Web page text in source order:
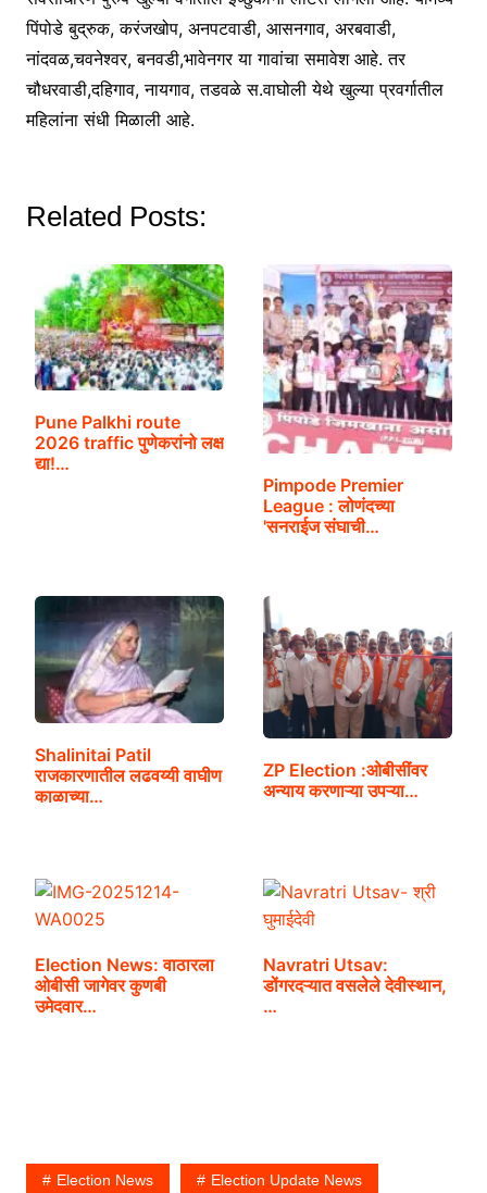
पिंपोडे बुद्रुक, करंजखोप, अनपटवाडी, आसनगाव, अरबवाडी,
नांदवळ,चवनेश्वर, बनवडी,भावेनगर या गावांचा समावेश आहे. तर
चौधरवाडी,दहिगाव, नायगाव, तडवळे स.वाघोली येथे खुल्या प्रवर्गातील
महिलांना संधी मिळाली आहे.
Related Posts:
Pune Palkhi route
2026 traffic पुणेकरांनो लक्ष
द्या!…
Pimpode Premier
League : लोणंदच्या
'सनराईज संघाची…
Shalinitai Patil
राजकारणातील लढवय्यी वाघीण
काळाच्या…
ZP Election :ओबीसींवर
अन्याय करणाऱ्या उपऱ्या…
Election News: वाठारला
ओबीसी जागेवर कुणबी
उमेदवार…
Navratri Utsav:
डोंगरदऱ्यात वसलेले देवीस्थान,
…
Election News Election Update News